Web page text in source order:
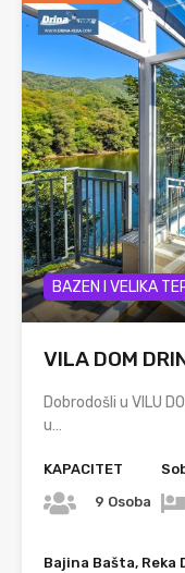
BAZEN I VELIKA
VILA DOM
Dobrodošli u VILU
u…
KAPACITET
9 Osoba
Bajina Bašta, Reka